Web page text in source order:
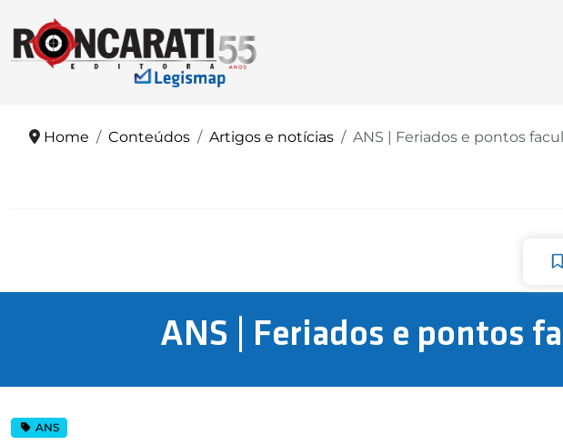
Home Conteúdos Artigos e notícias ANS | Feriados e pontos
ANS | Feriados e pontos
ANS